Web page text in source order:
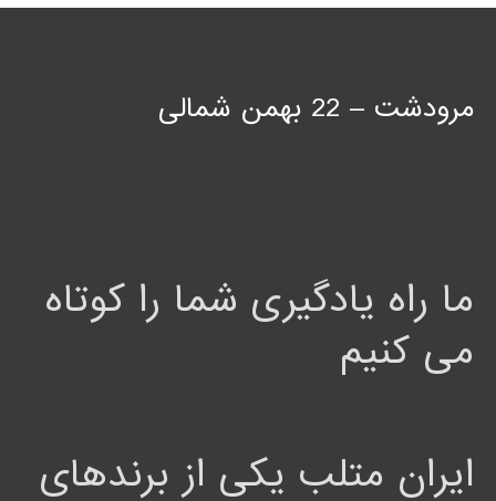
مرودشت – 22 بهمن شمالی
ما راه یادگیری شما را کوتاه
می کنیم
ایران متلب یکی از برندهای